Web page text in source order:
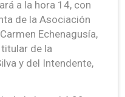
a la hora 14, con
de la Asociación
Echenagusía,
de la
y del Intendente,